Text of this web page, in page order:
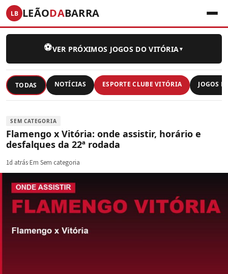
LB LEÃODABARRA
10h atrás
⚽VER PRÓXIMOS JOGOS DO VITÓRIA▼
TODAS NOTÍCIAS ESPORTE CLUBE VITÓRIA JOGOS
SEM CATEGORIA
Flamengo x Vitória: onde assistir, horário e
desfalques da 22ª rodada
1d atrás·Em Sem categoria